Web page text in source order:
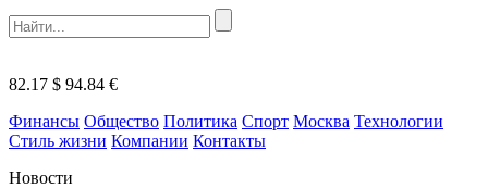
82.17 $ 94.84 €
Финансы Общество Политика Спорт Москва Технологии
Стиль жизни Компании Контакты
Новости